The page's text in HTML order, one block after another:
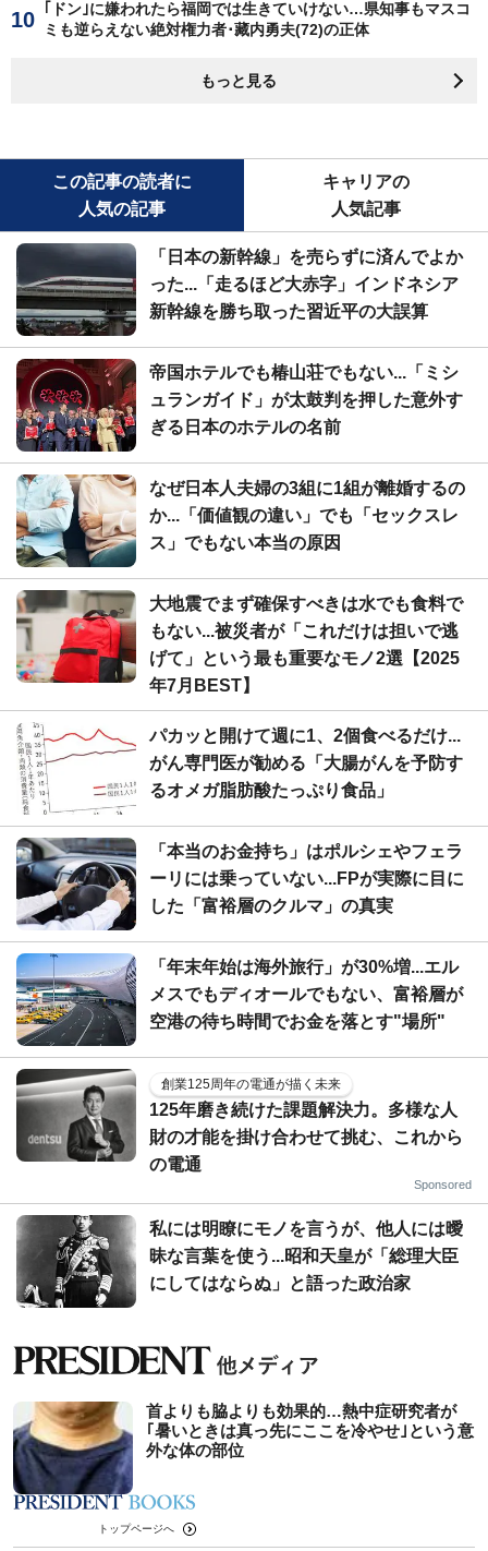
｢ドン｣に嫌われたら福岡では生きていけない…県知事もマスコ
ミも逆らえない絶対権力者･藏内勇夫(72)の正体
もっと見る
この記事の読者に
人気の記事
キャリアの
人気記事
「日本の新幹線」を売らずに済んでよか
った...「走るほど大赤字」インドネシア
新幹線を勝ち取った習近平の大誤算
帝国ホテルでも椿山荘でもない...「ミシ
ュランガイド」が太鼓判を押した意外す
ぎる日本のホテルの名前
なぜ日本人夫婦の3組に1組が離婚するの
か...「価値観の違い」でも「セックスレ
ス」でもない本当の原因
大地震でまず確保すべきは水でも食料で
もない...被災者が「これだけは担いで逃
げて」という最も重要なモノ2選【2025
年7月BEST】
パカッと開けて週に1、2個食べるだけ...
がん専門医が勧める「大腸がんを予防す
るオメガ脂肪酸たっぷり食品」
「本当のお金持ち」はポルシェやフェラ
ーリには乗っていない...FPが実際に目に
した「富裕層のクルマ」の真実
「年末年始は海外旅行」が30%増...エル
メスでもディオールでもない、富裕層が
空港の待ち時間でお金を落とす"場所"
創業125周年の電通が描く未来
125年磨き続けた課題解決力。多様な人
財の才能を掛け合わせて挑む、これから
の電通
Sponsored
私には明瞭にモノを言うが、他人には曖
昧な言葉を使う...昭和天皇が「総理大臣
にしてはならぬ」と語った政治家
首よりも脇よりも効果的…熱中症研究者が
｢暑いときは真っ先にここを冷やせ｣という意
外な体の部位
トップページへ